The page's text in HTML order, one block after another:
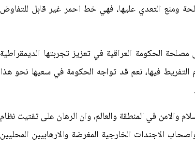
ومنع التعدي عليها، فهي خط احمر غير قابل للتفاوض
الحكومة العراقية في تعزيز تجربتها الديمقراطية
فيها، نعم قد تواجه الحكومة في سعيها نحو هذا
والامن في المنطقة والعالم، وان الرهان على تفتيت نظام
الاجندات الخارجية المغرضة والارهابيين المحليين